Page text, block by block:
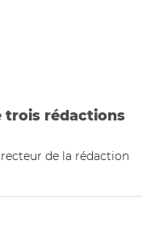
trois rédactions
de la rédaction